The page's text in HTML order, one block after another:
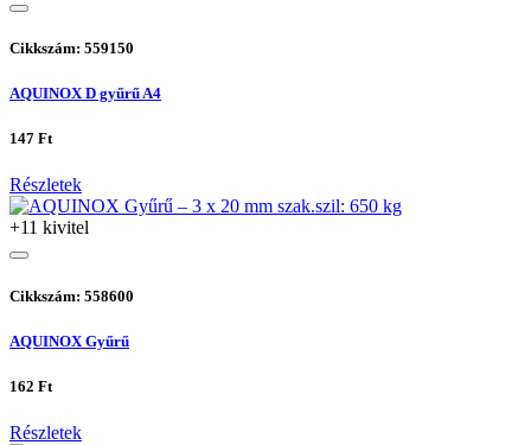
Cikkszám: 559150
AQUINOX D gyűrű A4
147 Ft
Részletek
+11 kivitel
Cikkszám: 558600
AQUINOX Gyűrű
162 Ft
Részletek